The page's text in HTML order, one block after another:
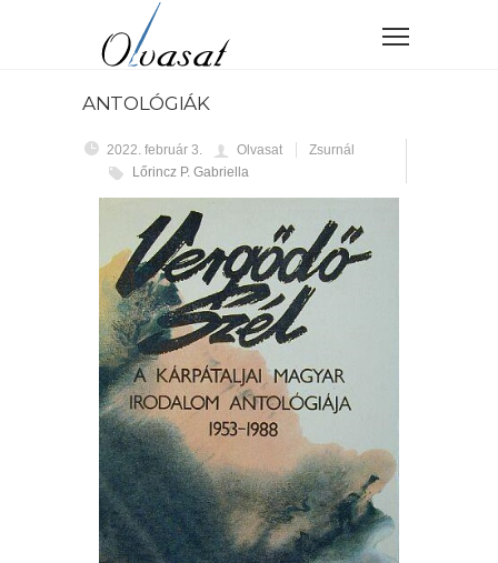
ANTOLÓGIÁK
2022. február 3. Olvasat
Zsurnál
Lőrincz P. Gabriella